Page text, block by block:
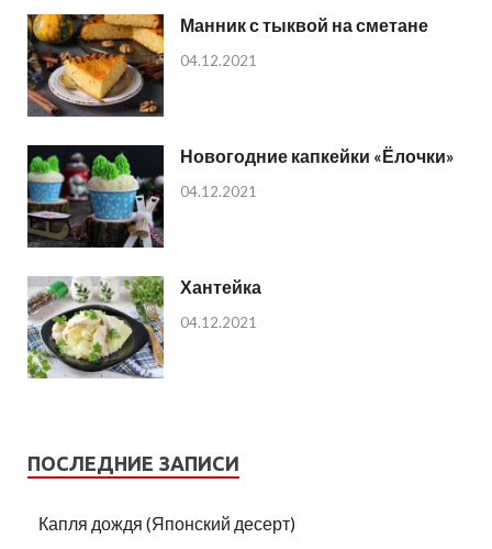
Манник с тыквой на сметане
04.12.2021
Новогодние капкейки «Ёлочки»
04.12.2021
Хантейка
04.12.2021
ПОСЛЕДНИЕ ЗАПИСИ
Капля дождя (Японский десерт)